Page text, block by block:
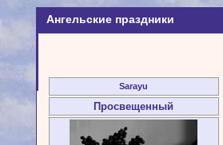
Ангельские праздники
Sarayu
Просвещенный